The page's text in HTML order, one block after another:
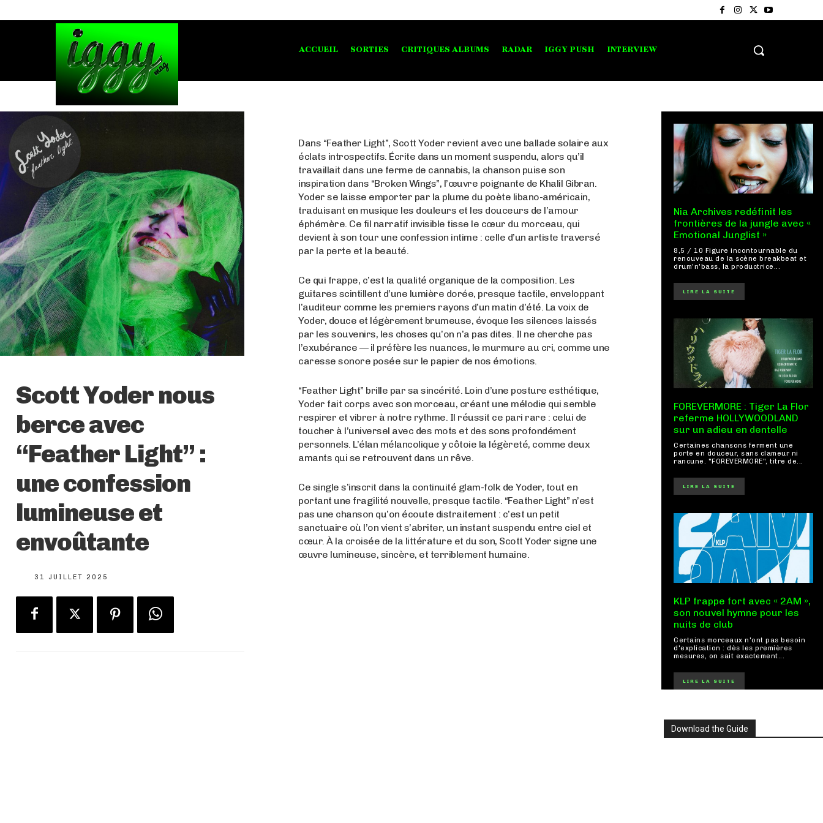
ACCUEIL SORTIES CRITIQUES ALBUMS RADAR IGGY PUSH INTERVIEW
Scott Yoder nous
berce avec
“Feather Light” :
une confession
lumineuse et
envoûtante
31 JUILLET 2025
Dans “Feather Light”, Scott Yoder revient avec une ballade solaire aux
éclats introspectifs. Écrite dans un moment suspendu, alors qu’il
travaillait dans une ferme de cannabis, la chanson puise son
inspiration dans “Broken Wings”, l’œuvre poignante de Khalil Gibran.
Yoder se laisse emporter par la plume du poète libano-américain,
traduisant en musique les douleurs et les douceurs de l’amour
éphémère. Ce fil narratif invisible tisse le cœur du morceau, qui
devient à son tour une confession intime : celle d’un artiste traversé
par la perte et la beauté.
Ce qui frappe, c’est la qualité organique de la composition. Les
guitares scintillent d’une lumière dorée, presque tactile, enveloppant
l’auditeur comme les premiers rayons d’un matin d’été. La voix de
Yoder, douce et légèrement brumeuse, évoque les silences laissés
par les souvenirs, les choses qu’on n’a pas dites. Il ne cherche pas
l’exubérance — il préfère les nuances, le murmure au cri, comme une
caresse sonore posée sur le papier de nos émotions.
“Feather Light” brille par sa sincérité. Loin d’une posture esthétique,
Yoder fait corps avec son morceau, créant une mélodie qui semble
respirer et vibrer à notre rythme. Il réussit ce pari rare : celui de
toucher à l’universel avec des mots et des sons profondément
personnels. L’élan mélancolique y côtoie la légèreté, comme deux
amants qui se retrouvent dans un rêve.
Ce single s’inscrit dans la continuité glam-folk de Yoder, tout en
portant une fragilité nouvelle, presque tactile. “Feather Light” n’est
pas une chanson qu’on écoute distraitement : c’est un petit
sanctuaire où l’on vient s’abriter, un instant suspendu entre ciel et
cœur. À la croisée de la littérature et du son, Scott Yoder signe une
œuvre lumineuse, sincère, et terriblement humaine.
Nia Archives redéfinit les
frontières de la jungle avec «
Emotional Junglist »
8,5 / 10 Figure incontournable du
renouveau de la scène breakbeat et
drum'n'bass, la productrice...
LIRE LA SUITE
FOREVERMORE : Tiger La Flor
referme HOLLYWOODLAND
sur un adieu en dentelle
Certaines chansons ferment une
porte en douceur, sans clameur ni
rancune. "FOREVERMORE", titre de...
LIRE LA SUITE
KLP frappe fort avec « 2AM »,
son nouvel hymne pour les
nuits de club
Certains morceaux n'ont pas besoin
d'explication : dès les premières
mesures, on sait exactement...
LIRE LA SUITE
Download the Guide